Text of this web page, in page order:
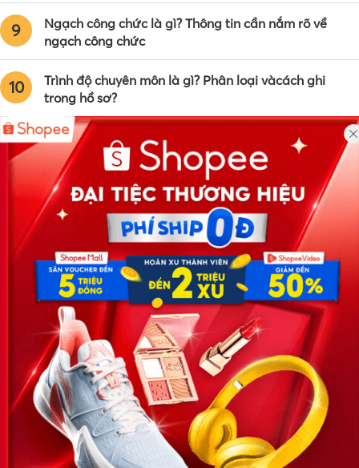
9
Ngạch công chức là gì? Thông tin cần nắm rõ về
ngạch công chức
10
Trình độ chuyên môn là gì? Phân loại vàcách ghi
trong hồ sơ?
Công ty TNHH Eyeplus Online
Địa chỉ: Số 81, ngõ 68, đường Cầu Giấy, Tổ 05, Phường Quan
Hoa, Quận Cầu Giấy, TP Hà Nội, Việt Nam
SĐT: 0981 448 766
Email:
hotro@timviec.com.vn
VỀ CHÚNG TÔI
News.timviec.com.vn là website cung cấp thông tin liên quan đến
nhân sự, nghề nghiệp do Timviec.com.vn vận hành nhằm giúp
doanh nghiệp, nhân sự tuyển dụng, người đi làm, người tìm việc
cập nhật thông tin và đáp ứng được mong muốn của mình.
KẾT NỐI